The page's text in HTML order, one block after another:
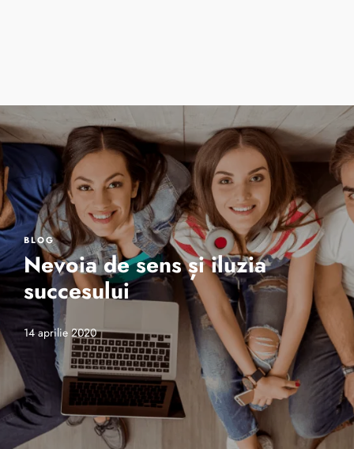
BLOG
Nevoia de sens și iluzia
succesului
14 aprilie 2020